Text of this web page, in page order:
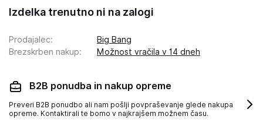
Izdelka trenutno ni na zalogi
Prodajalec:
Big Bang
Brezskrben nakup: Možnost vračila v 14 dneh
B2B ponudba in nakup opreme
Preveri B2B ponudbo ali nam pošlji povpraševanje glede nakupa
opreme. Kontaktirali te bomo v najkrajšem možnem času.